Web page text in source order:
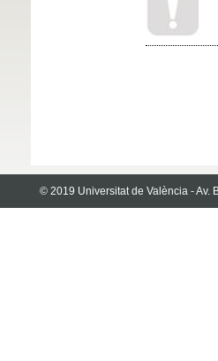
© 2019 Universitat de València - Av.